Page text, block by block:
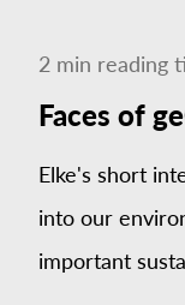
2 min reading
Faces of
Elke's short
into our
important